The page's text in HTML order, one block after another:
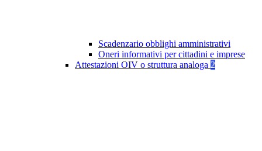
Scadenzario obblighi amministrativi
Oneri informativi per cittadini e imprese
Attestazioni OIV o struttura analoga 2